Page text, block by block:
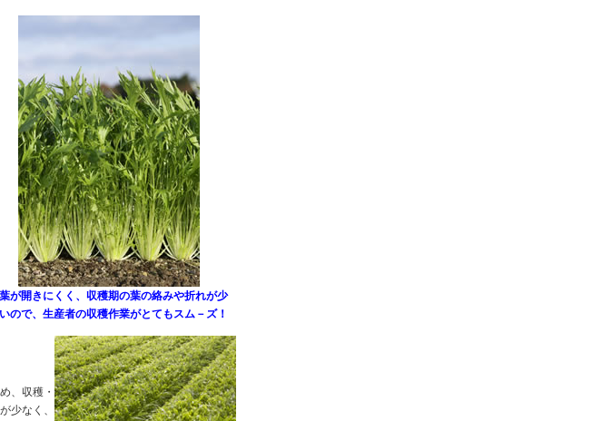
が開きにくく、収穫期の葉の絡みや折れが少
ので、生産者の収穫作業がとてもスム－ズ！
、収穫・
少なく、